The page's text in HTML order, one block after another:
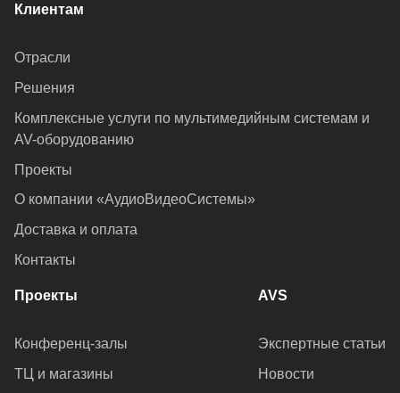
Клиентам
Отрасли
Решения
Комплексные услуги по мультимедийным системам и
AV-оборудованию
Проекты
О компании «АудиоВидеоСистемы»
Доставка и оплата
Контакты
Проекты
Конференц-залы
ТЦ и магазины
AVS
Экспертные статьи
Новости